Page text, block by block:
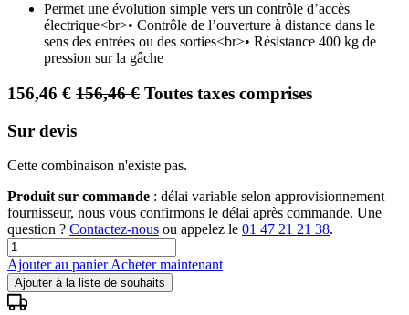
Permet une évolution simple vers un contrôle d’accès
électrique<br>• Contrôle de l’ouverture à distance dans le
sens des entrées ou des sorties<br>• Résistance 400 kg de
pression sur la gâche
156,46 € 156,46€ Toutes taxes comprises
Sur devis
Cette combinaison n'existe pas.
Produit sur commande : délai variable selon approvisionnement
fournisseur, nous vous confirmons le délai après commande. Une
question ? Contactez-nous ou appelez le 01 47 21 21 38.
Ajouter au panierAcheter maintenant
Ajouter à la liste de souhaits